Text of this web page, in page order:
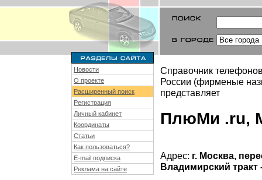
Новости
О проекте
Расширенный поиск
Регистрация
Личный кабинет
Координаты
Статьи
Как пользоваться?
E-mail подписка
Реклама на сайте
Справочник
России (фирменые
представляет
ПлюМи .ru,
Адрес: г. Москва,
Владимирский тракт